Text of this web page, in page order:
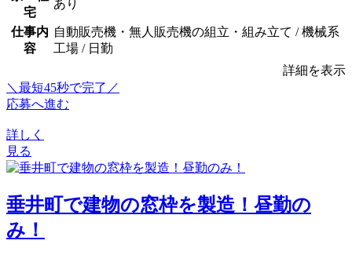
宅
あり
仕事内
容
自動販売機・無人販売機の組立・組み立て / 機械系
工場 / 日勤
詳細を表示
＼最短45秒で完了／
応募へ進む
詳しく
見る
垂井町で建物の窓枠を製造！昼勤の
み！